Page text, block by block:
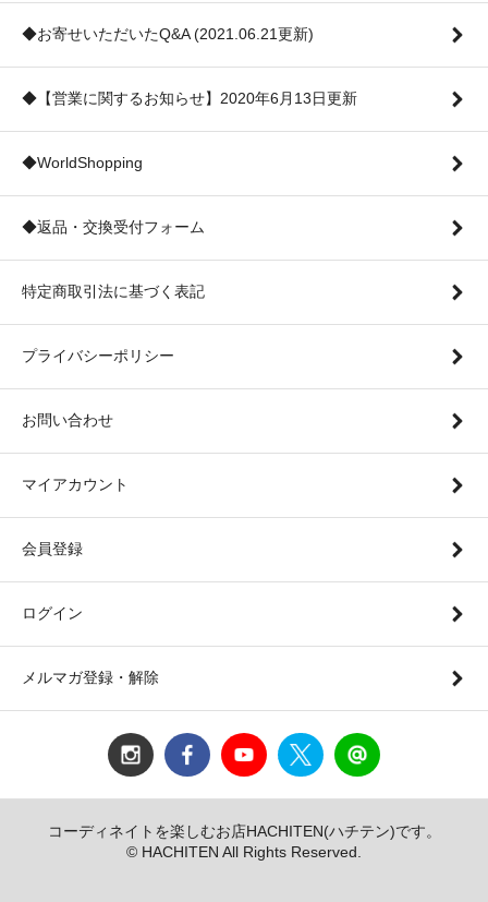
◆お寄せいただいたQ&A (2021.06.21更新)
◆【営業に関するお知らせ】2020年6月13日更新
◆WorldShopping
◆返品・交換受付フォーム
特定商取引法に基づく表記
プライバシーポリシー
お問い合わせ
マイアカウント
会員登録
ログイン
メルマガ登録・解除
コーディネイトを楽しむお店HACHITEN(ハチテン)です。
© HACHITEN All Rights Reserved.